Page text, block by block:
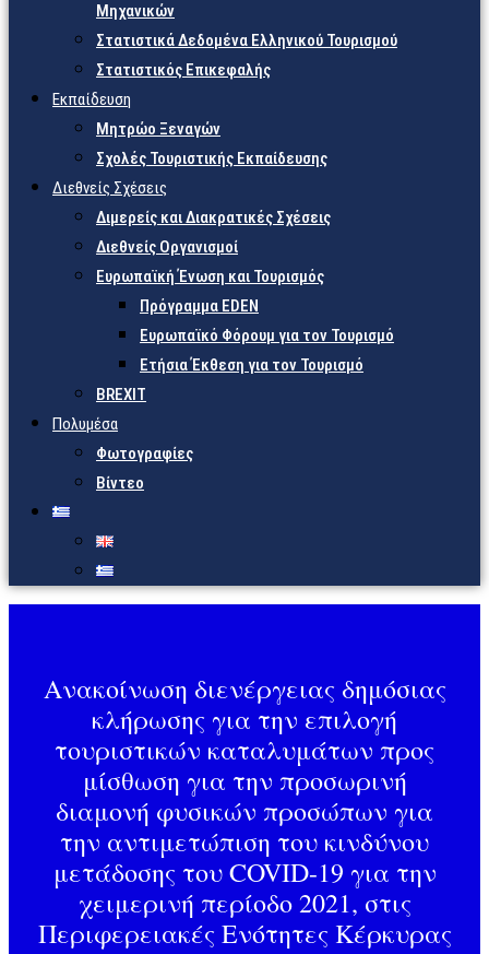
Μηχανικών
Στατιστικά Δεδομένα Ελληνικού Τουρισμού
Στατιστικός Επικεφαλής
Εκπαίδευση
Μητρώο Ξεναγών
Σχολές Τουριστικής Εκπαίδευσης
Διεθνείς Σχέσεις
Διμερείς και Διακρατικές Σχέσεις
Διεθνείς Οργανισμοί
Ευρωπαϊκή Ένωση και Τουρισμός
Πρόγραμμα EDEN
Ευρωπαϊκό Φόρουμ για τον Τουρισμό
Ετήσια Έκθεση για τον Τουρισμό
BREXIT
Πολυμέσα
Φωτογραφίες
Βίντεο
Ανακοίνωση διενέργειας δημόσιας
κλήρωσης για την επιλογή
τουριστικών καταλυμάτων προς
μίσθωση για την προσωρινή
διαμονή φυσικών προσώπων για
την αντιμετώπιση του κινδύνου
μετάδοσης του COVID-19 για την
χειμερινή περίοδο 2021, στις
Περιφερειακές Ενότητες Κέρκυρας